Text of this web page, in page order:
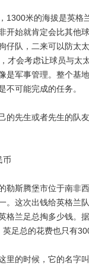
米的海拔是英格
开始就肯定会比其他
仔队，二来可以防太
才会考虑让球员与太
是军事管理。整个基
不可能完成的任务。
先生或者先生的队友
斯腾堡市位于南非西
。这次出钱给英格兰
格兰足总掏多少钱。
足总的花费也只有
的时候，它的名字叫